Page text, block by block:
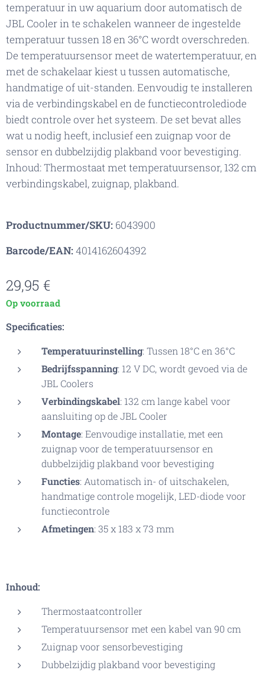
temperatuur in uw aquarium door automatisch de
JBL Cooler in te schakelen wanneer de ingestelde
temperatuur tussen 18 en 36°C wordt overschreden.
De temperatuursensor meet de watertemperatuur, en
met de schakelaar kiest u tussen automatische,
handmatige of uit-standen. Eenvoudig te installeren
via de verbindingskabel en de functiecontrolediode
biedt controle over het systeem. De set bevat alles
wat u nodig heeft, inclusief een zuignap voor de
sensor en dubbelzijdig plakband voor bevestiging.
Inhoud: Thermostaat met temperatuursensor, 132 cm
verbindingskabel, zuignap, plakband.
Productnummer/SKU: 6043900
Barcode/EAN:4014162604392
29,95 €
Op voorraad
Specificaties:
Temperatuurinstelling: Tussen 18°C en 36°C
Bedrijfsspanning: 12 V DC, wordt gevoed via de
JBL Coolers
Verbindingskabel: 132 cm lange kabel voor
aansluiting op de JBL Cooler
Montage: Eenvoudige installatie, met een
zuignap voor de temperatuursensor en
dubbelzijdig plakband voor bevestiging
Functies: Automatisch in- of uitschakelen,
handmatige controle mogelijk, LED-diode voor
functiecontrole
Afmetingen: 35 x 183 x 73 mm
Inhoud:
Thermostaatcontroller
Temperatuursensor met een kabel van 90 cm
Zuignap voor sensorbevestiging
Dubbelzijdig plakband voor bevestiging​